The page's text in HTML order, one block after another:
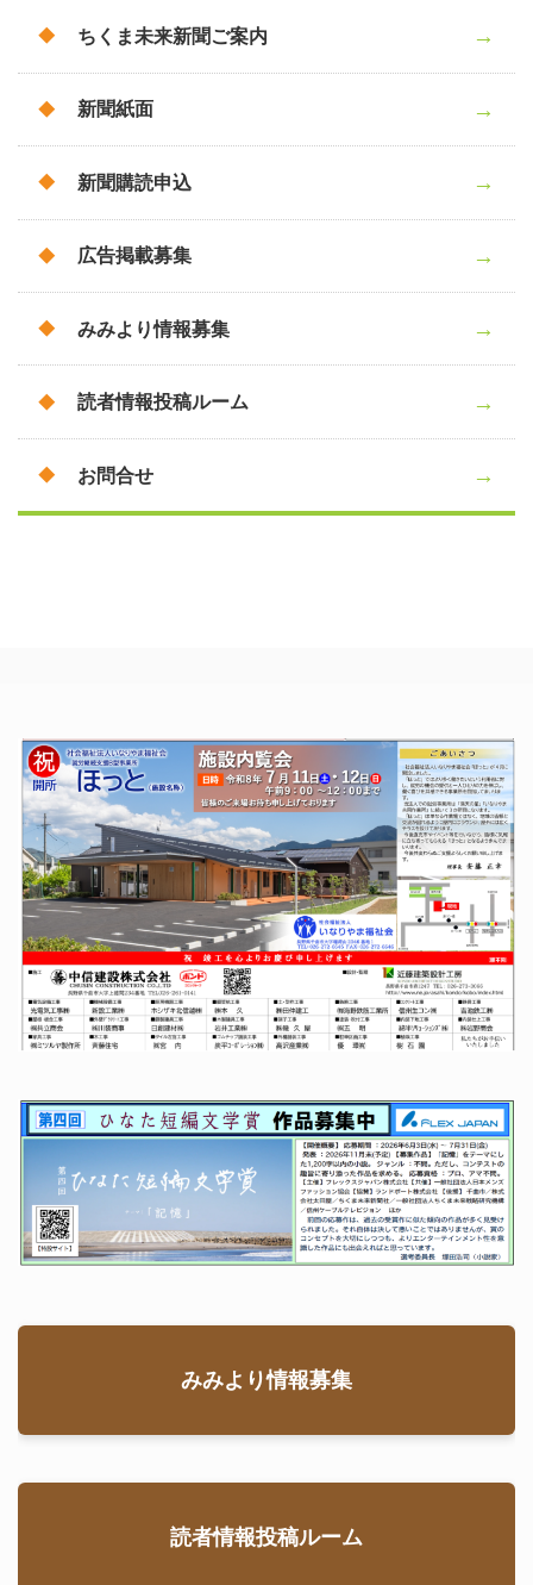
ちくま未来新聞ご案内
新聞紙面
新聞購読申込
広告掲載募集
みみより情報募集
読者情報投稿ルーム
お問合せ
みみより情報募集
読者情報投稿ルーム